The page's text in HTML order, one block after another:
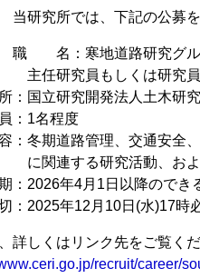
当研究所では、下記の公募
職 名：寒地道路研究グ
究員もしくは研究員
：国立研究開発法人土木研
：1名程度
：冬期道路管理、交通安全
する研究活動、および
：2026年4月1日以降のでき
：2025年12月10日(水)17時
詳しくはリンク先をご覧くだ
recruit/career/